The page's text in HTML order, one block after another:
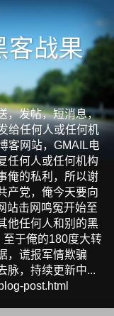
客战果
，发帖，短消息，
给任何人或任何机
客网站，GMAIL电
任何人或任何机构
俺的私利，所以谢
产党，俺今天要向
站击网鸣冤开始至
他任何人和别的黑
至于俺的180度大转
，谎报军情欺骗
脉，持续更新中...
post.html